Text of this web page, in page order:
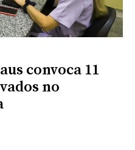
convoca 11
no